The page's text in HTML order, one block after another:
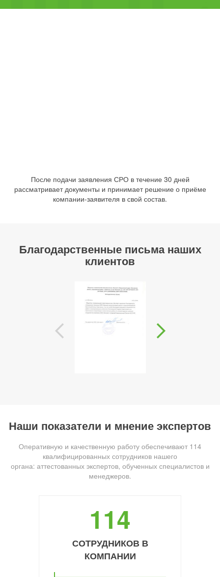
После подачи заявления СРО в течение 30 дней
рассматривает документы и принимает решение о приёме
компании-заявителя в свой состав.
Благодарственные письма наших
клиентов
Наши показатели и мнение экспертов
Оперативную и качественную работу обеспечивают 114
квалифицированных сотрудников нашего
органа: аттестованных экспертов, обученных специалистов и
менеджеров.
114
СОТРУДНИКОВ В
КОМПАНИИ